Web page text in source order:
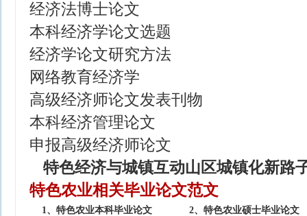
经济法博士论文
本科经济学论文选题
经济学论文研究方法
网络教育经济学
高级经济师论文发表刊物
本科经济管理论文
申报高级经济师论文
特色经济与城镇互动山区城镇化新路
特色农业相关毕业论文范文
1、特色农业本科毕业论文
2、特色农业硕士毕业论文